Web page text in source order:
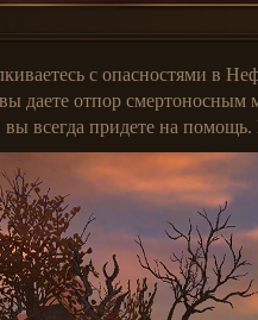
c опасностями в
вы даете отпор
всегда придете на помощь.